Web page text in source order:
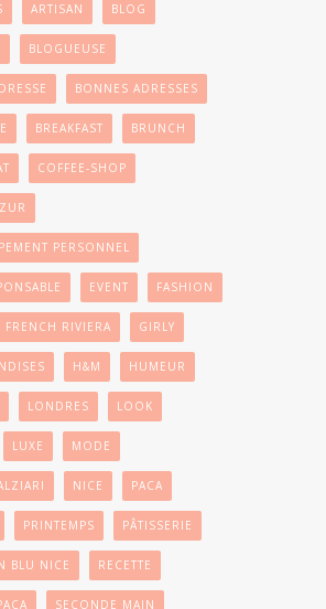
ARTISAN BLOG
BLOGUEUSE
BONNES ADRESSES
BREAKFAST BRUNCH
COFFEE-SHOP
PERSONNEL
EVENT FASHION
FRENCH RIVIERA GIRLY
H&M HUMEUR
LONDRES LOOK
LUXE MODE
NICE PACA
PRINTEMPS PÂTISSERIE
BLU NICE RECETTE
SECONDE MAIN